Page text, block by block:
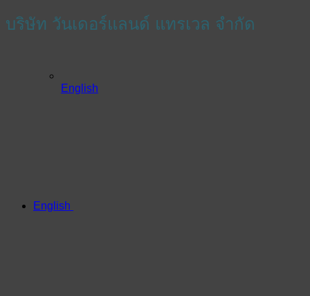
English
English
บริษัท วันเดอร์แลนด์ แทรเวล จำกัด